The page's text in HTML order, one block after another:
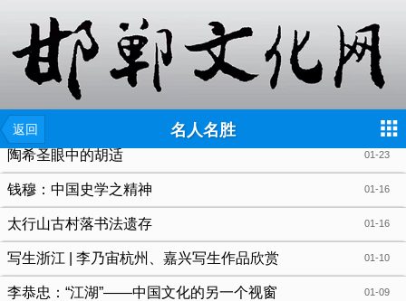
返回 名人名胜
01-23
陶希圣眼中的胡适
01-16
钱穆：中国史学之精神
01-16
太行山古村落书法遗存
01-10
写生浙江 | 李乃宙杭州、嘉兴写生作品欣赏
01-09
李恭忠：“江湖”——中国文化的另一个视窗